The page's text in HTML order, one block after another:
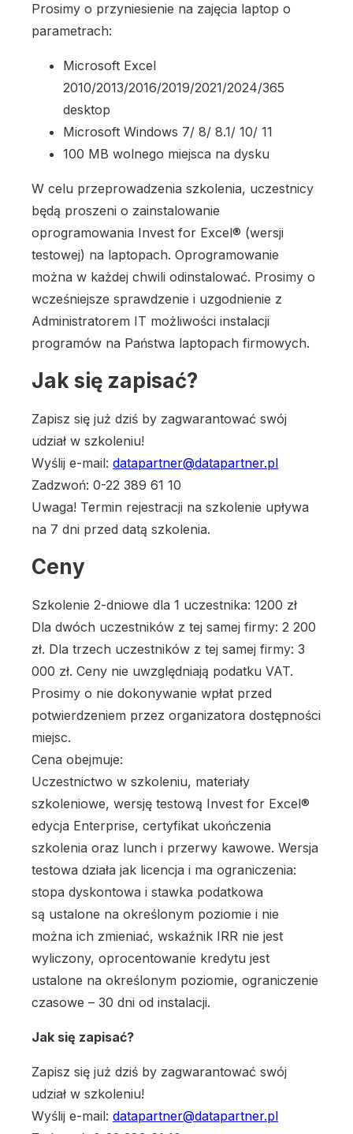
Prosimy o przyniesienie na zajęcia laptop o
parametrach:
Microsoft Excel
2010/2013/2016/2019/2021/2024/365
desktop
Microsoft Windows 7/ 8/ 8.1/ 10/ 11
100 MB wolnego miejsca na dysku
W celu przeprowadzenia szkolenia, uczestnicy
będą proszeni o zainstalowanie
oprogramowania Invest for Excel® (wersji
testowej) na laptopach. Oprogramowanie
można w każdej chwili odinstalować. Prosimy o
wcześniejsze sprawdzenie i uzgodnienie z
Administratorem IT możliwości instalacji
programów na Państwa laptopach firmowych.
Jak się zapisać?
Zapisz się już dziś by zagwarantować swój
udział w szkoleniu!
Wyślij e-mail: datapartner@datapartner.pl
Zadzwoń: 0-22 389 61 10
Uwaga! Termin rejestracji na szkolenie upływa
na 7 dni przed datą szkolenia.
Ceny
Szkolenie 2-dniowe dla 1 uczestnika: 1200 zł
Dla dwóch uczestników z tej samej firmy: 2 200
zł. Dla trzech uczestników z tej samej firmy: 3
000 zł. Ceny nie uwzględniają podatku VAT.
Prosimy o nie dokonywanie wpłat przed
potwierdzeniem przez organizatora dostępności
miejsc.
Cena obejmuje:
Uczestnictwo w szkoleniu, materiały
szkoleniowe, wersję testową Invest for Excel®
edycja Enterprise, certyfikat ukończenia
szkolenia oraz lunch i przerwy kawowe. Wersja
testowa działa jak licencja i ma ograniczenia:
stopa dyskontowa i stawka podatkowa
są ustalone na określonym poziomie i nie
można ich zmieniać, wskaźnik IRR nie jest
wyliczony, oprocentowanie kredytu jest
ustalone na określonym poziomie, ograniczenie
czasowe – 30 dni od instalacji.
Jak się zapisać?
Zapisz się już dziś by zagwarantować swój
udział w szkoleniu!
Wyślij e-mail: datapartner@datapartner.pl